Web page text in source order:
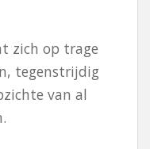
zich op trage
tegenstrijdig
van al